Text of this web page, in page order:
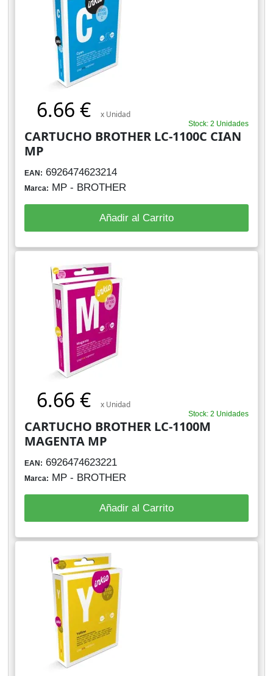
6.66 € x Unidad
Stock: 2 Unidades
CARTUCHO BROTHER LC-1100C CIAN
MP
EAN: 6926474623214
Marca: MP - BROTHER
Añadir al Carrito
6.66 € x Unidad
Stock: 2 Unidades
CARTUCHO BROTHER LC-1100M
MAGENTA MP
EAN: 6926474623221
Marca: MP - BROTHER
Añadir al Carrito